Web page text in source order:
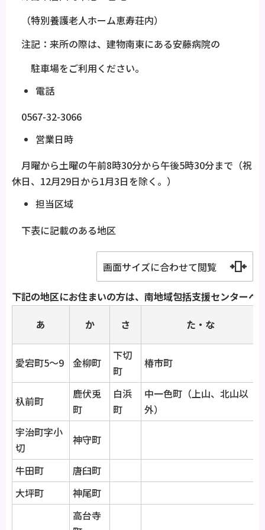
（特別養護老人ホーム恵寿荘内）
注記：来所の際は、建物南東にある安藤病院の
駐車場をご利用ください。
電話
0567-32-3066
営業日時
月曜から土曜の午前8時30分から午後5時30分まで（祝
休日、12月29日から1月3日を除く。）
担当区域
下表に記載のある地区
画面サイズに合わせて閲覧
下記の地区にお住まいの方は、南地域包括支援センターへ
あ
か さ た・な
愛宕町5～9 金柳町
下切
町
椿市町
杁前町
鹿伏兎
町
白浜
町
中一色町（上山、北山以
外）
宇治町字小
切
神守町
牛田町
唐臼町
大坪町
神尾町
高台寺